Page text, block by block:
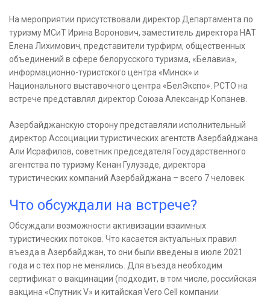
На мероприятии присутствовали директор Департамента по
туризму МСиТ Ирина Воронович, заместитель директора НАТ
Елена Лихимович, представители турфирм, общественных
объединений в сфере белорусского туризма, «Белавиа»,
информационно-туристского центра «Минск» и
Национального выставочного центра «БелЭкспо». РСТО на
встрече представлял директор Союза Александр Копанев.
Азербайджанскую сторону представляли исполнительный
директор Ассоциации туристических агентств Азербайджана
Али Исрафилов, советник председателя Государственного
агентства по туризму Кенан Гулузаде, директора
туристических компаний Азербайджана – всего 7 человек.
Что обсуждали на встрече?
Обсуждали возможности активизации взаимных
туристических потоков. Что касается актуальных правил
въезда в Азербайджан, то они были введены в июле 2021
года и с тех пор не менялись. Для въезда необходим
сертификат о вакцинации (подходит, в том числе, российская
вакцина «Спутник V» и китайская Vero Cell компании